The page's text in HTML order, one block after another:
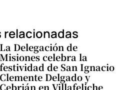
relacionadas
La Delegación de
Misiones celebra la
festividad de San Ignacio
Clemente Delgado y
Cebrián en Villafeliche